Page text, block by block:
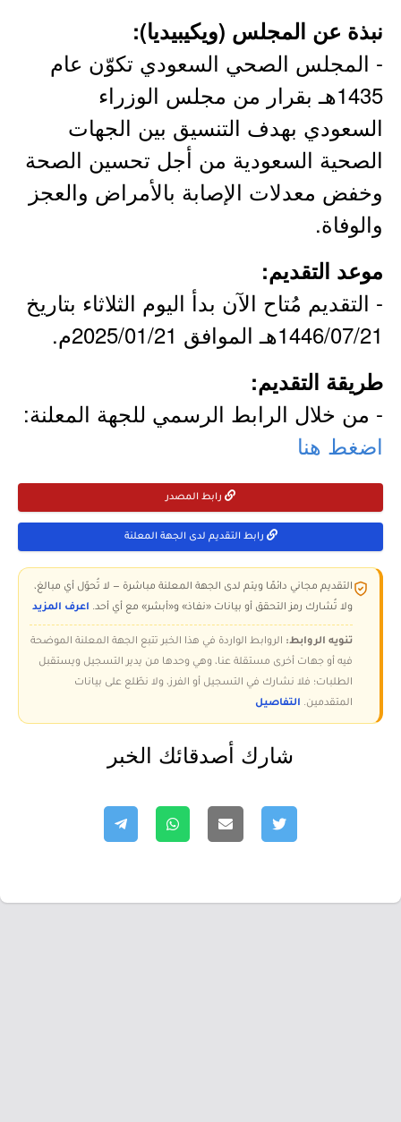
نبذة عن المجلس (ويكيبيديا):
- المجلس الصحي السعودي تكوّن عام
1435هـ بقرار من مجلس الوزراء
السعودي بهدف التنسيق بين الجهات
الصحية السعودية من أجل تحسين الصحة
وخفض معدلات الإصابة بالأمراض والعجز
والوفاة.
موعد التقديم:
- التقديم مُتاح الآن بدأ اليوم الثلاثاء بتاريخ
1446/07/21هـ الموافق 2025/01/21م.
طريقة التقديم:
- من خلال الرابط الرسمي للجهة المعلنة:
اضغط هنا
رابط المصدر
رابط التقديم لدى الجهة المعلنة
التقديم مجاني دائمًا ويتم لدى الجهة المعلنة مباشرة — لا تُحوّل أي مبالغ،
ولا تُشارك رمز التحقق أو بيانات «نفاذ» و«أبشر» مع أي أحد. اعرف المزيد
تنويه الروابط: الروابط الواردة في هذا الخبر تتبع الجهة المعلنة الموضحة
فيه أو جهات أخرى مستقلة عنا، وهي وحدها من يدير التسجيل ويستقبل
الطلبات؛ فلا نشارك في التسجيل أو الفرز، ولا نطّلع على بيانات
المتقدمين. التفاصيل
شارك أصدقائك الخبر